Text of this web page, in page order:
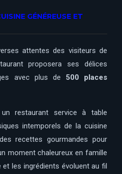
GÉNÉREUSE ET
attentes des visiteurs de
proposera ses délices
avec plus de 500 places
restaurant service à table
intemporels de la cuisine
recettes gourmandes pour
moment chaleureux en famille
les ingrédients évoluent au fil